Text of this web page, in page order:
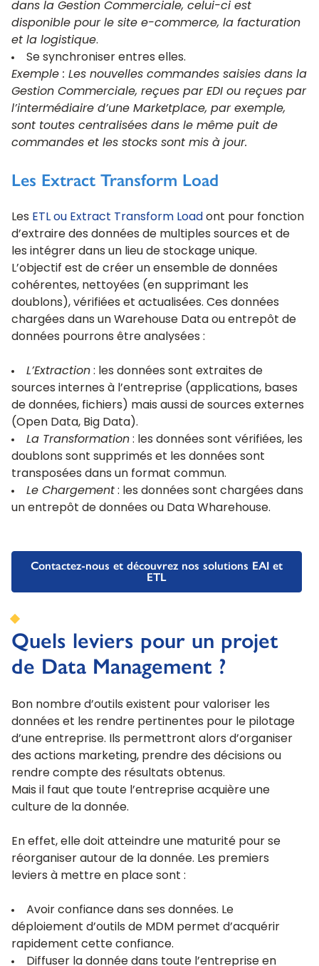
dans la Gestion Commerciale, celui-ci est
disponible pour le site e-commerce, la facturation
et la logistique.
Se synchroniser entres elles.
Exemple : Les nouvelles commandes saisies dans la
Gestion Commerciale, reçues par EDI ou reçues par
l’intermédiaire d’une Marketplace, par exemple,
sont toutes centralisées dans le même puit de
commandes et les stocks sont mis à jour.
Les Extract Transform Load
Les ETL ou Extract Transform Load ont pour fonction
d’extraire des données de multiples sources et de
les intégrer dans un lieu de stockage unique.
L’objectif est de créer un ensemble de données
cohérentes, nettoyées (en supprimant les
doublons), vérifiées et actualisées. Ces données
chargées dans un Warehouse Data ou entrepôt de
données pourrons être analysées :
L’Extraction : les données sont extraites de
sources internes à l’entreprise (applications, bases
de données, fichiers) mais aussi de sources externes
(Open Data, Big Data).
La Transformation : les données sont vérifiées, les
doublons sont supprimés et les données sont
transposées dans un format commun.
Le Chargement : les données sont chargées dans
un entrepôt de données ou Data Wharehouse.
Contactez-nous et découvrez nos solutions EAI et
ETL
Quels leviers pour un projet
de Data Management ?
Bon nombre d’outils existent pour valoriser les
données et les rendre pertinentes pour le pilotage
d’une entreprise. Ils permettront alors d’organiser
des actions marketing, prendre des décisions ou
rendre compte des résultats obtenus.
Mais il faut que toute l’entreprise acquière une
culture de la donnée.
En effet, elle doit atteindre une maturité pour se
réorganiser autour de la donnée. Les premiers
leviers à mettre en place sont :
Avoir confiance dans ses données. Le
déploiement d’outils de MDM permet d’acquérir
rapidement cette confiance.
Diffuser la donnée dans toute l’entreprise en